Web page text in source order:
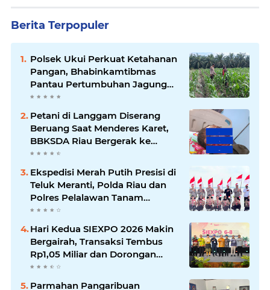
Berita Terpopuler
Polsek Ukui Perkuat Ketahanan
Pangan, Bhabinkamtibmas
Pantau Pertumbuhan Jagung
Petani di Desa Air Hitam
Petani di Langgam Diserang
Beruang Saat Menderes Karet,
BBKSDA Riau Bergerak ke
Lokasi
Ekspedisi Merah Putih Presisi di
Teluk Meranti, Polda Riau dan
Polres Pelalawan Tanam
Mangrove Demi Negeri
Hari Kedua SIEXPO 2026 Makin
Bergairah, Transaksi Tembus
Rp1,05 Miliar dan Dorongan
Palm Oil Institute Menguat
Parmahan Pangaribuan